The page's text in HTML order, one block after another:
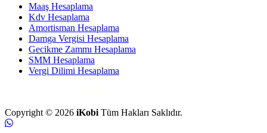
Maaş Hesaplama
Kdv Hesaplama
Amortisman Hesaplama
Damga Vergisi Hesaplama
Gecikme Zammı Hesaplama
SMM Hesaplama
Vergi Dilimi Hesaplama
Copyright © 2026 iKobi Tüm Hakları Saklıdır.